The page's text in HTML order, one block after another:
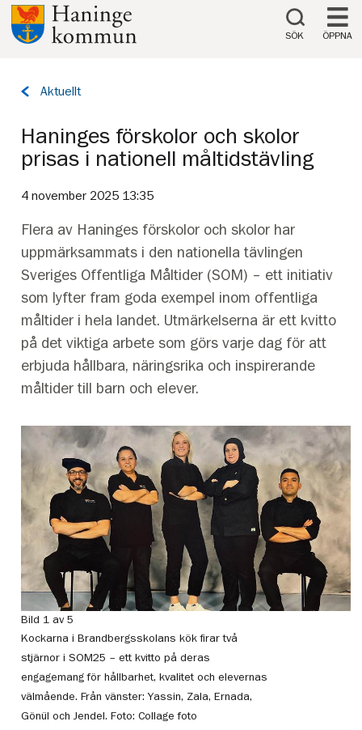
Till innehåll på sidan
SÖK ÖPPNA
Tillbaka
Aktuellt
Haninges förskolor och skolor
prisas i nationell måltidstävling
4 november 2025 13:35
Flera av Haninges förskolor och skolor har
uppmärksammats i den nationella tävlingen
Sveriges Offentliga Måltider (SOM) – ett initiativ
som lyfter fram goda exempel inom offentliga
måltider i hela landet. Utmärkelserna är ett kvitto
på det viktiga arbete som görs varje dag för att
erbjuda hållbara, näringsrika och inspirerande
måltider till barn och elever.
Bild 1 av 5
Kockarna i Brandbergsskolans kök firar två
stjärnor i SOM25 – ett kvitto på deras
engagemang för hållbarhet, kvalitet och elevernas
välmående. Från vänster: Yassin, Zala, Ernada,
Gönül och Jendel.Foto: Collage foto